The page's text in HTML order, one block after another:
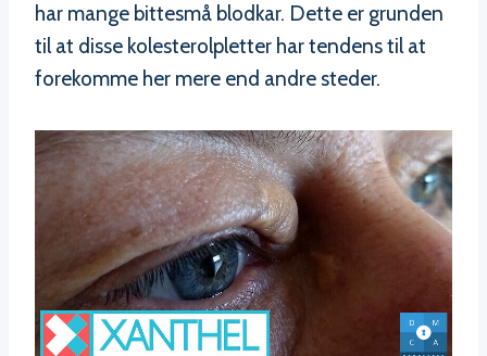
har mange bittesmå blodkar. Dette er grunden
til at disse kolesterolpletter har tendens til at
forekomme her mere end andre steder.